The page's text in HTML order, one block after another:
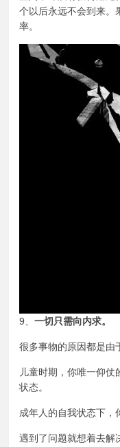
个以后永远不会到来。
率。
9、一切只需向内求。
很多事物的原因都是由
儿童时期 ，你唯一仰
状态。
成年人的自我状态下，
遇到了问题就想着去解